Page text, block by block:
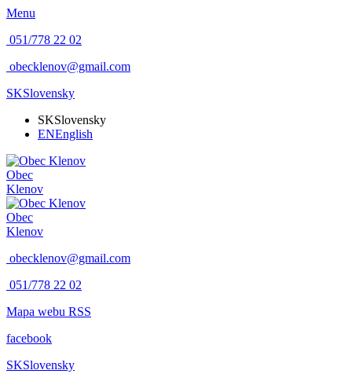
Menu
051/778 22 02
obecklenov@gmail.com
SKSlovensky
SKSlovensky
ENEnglish
Obec
Klenov
Obec
Klenov
obecklenov@gmail.com
051/778 22 02
Mapa webu RSS
facebook
SKSlovensky